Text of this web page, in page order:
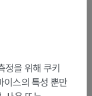
정을 위해 쿠키
이스의 특성 뿐만